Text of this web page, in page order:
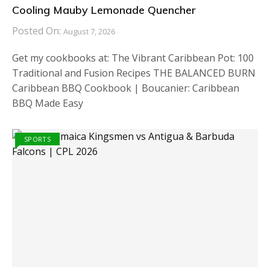
Cooling Mauby Lemonade Quencher
Posted On: August 7, 2026
Get my cookbooks at: The Vibrant Caribbean Pot: 100
Traditional and Fusion Recipes THE BALANCED BURN
Caribbean BBQ Cookbook | Boucanier: Caribbean
BBQ Made Easy
SPORTS